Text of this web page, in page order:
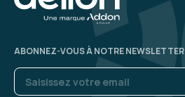
ABONNEZ-VOUS À NOTRE NEWSLETTER